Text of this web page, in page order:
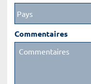
Commentaires